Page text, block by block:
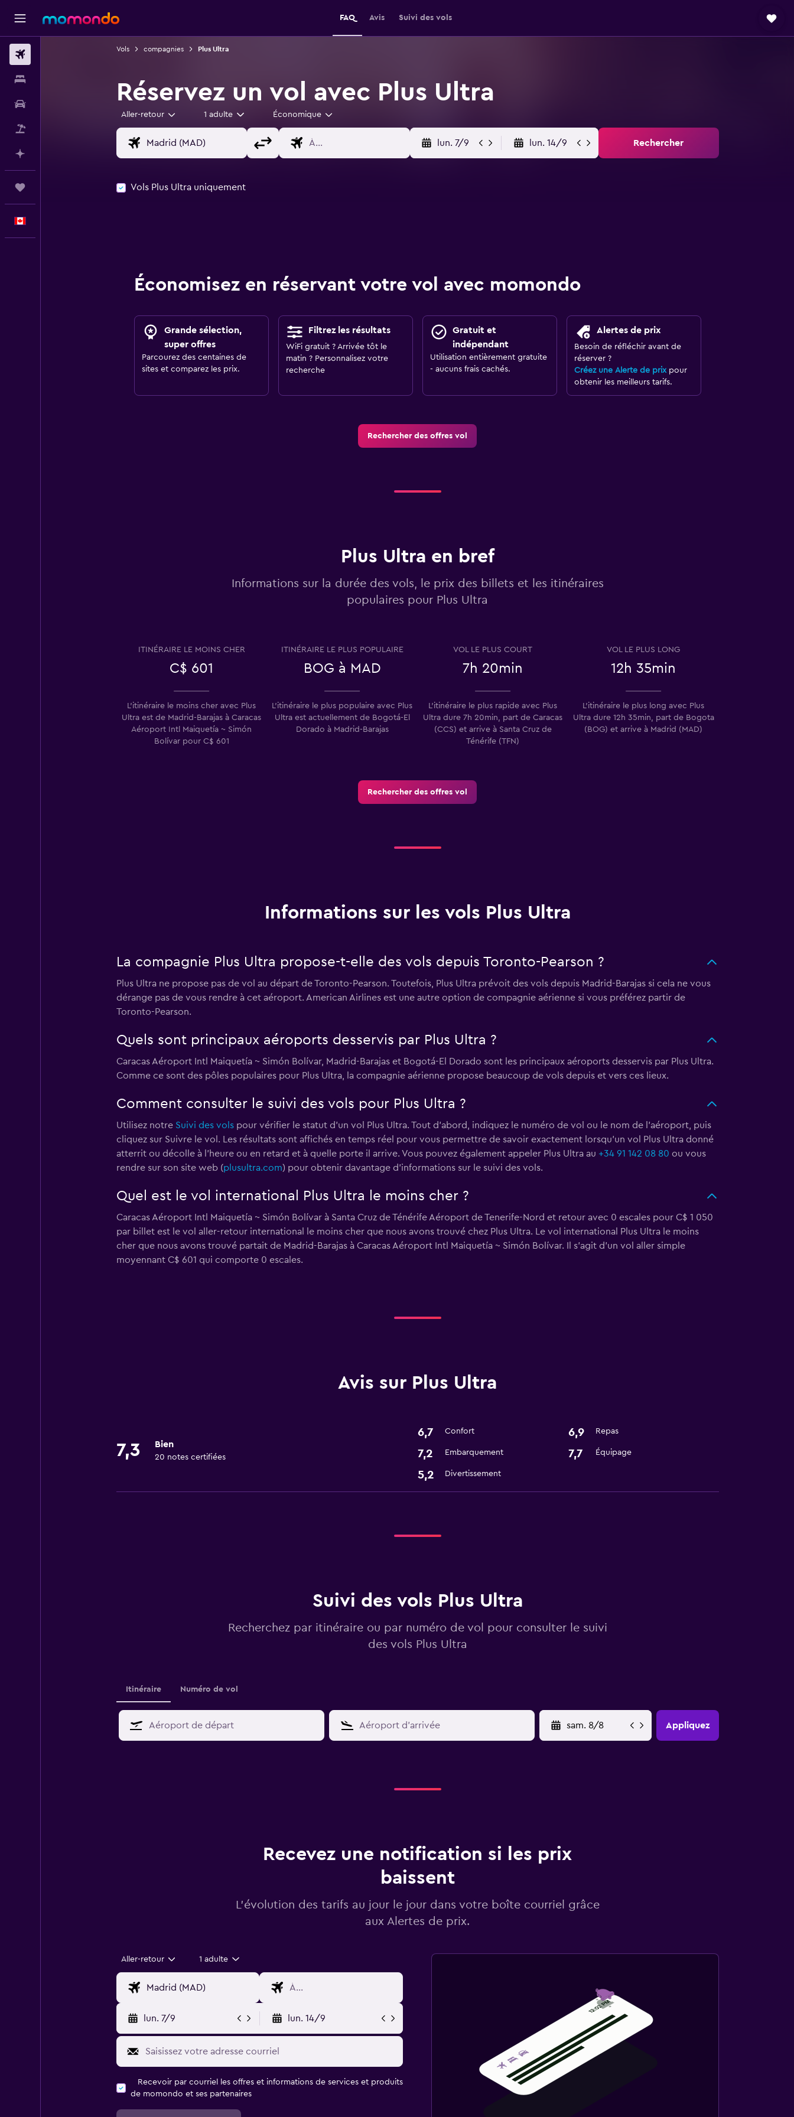
FAQ Avis Suivi des vols
Vols compagnies Plus Ultra
Réservez un vol avec Plus Ultra
Aller-retour 1 adulte Économique
lun. 7/9 lun. 14/9 Rechercher
Vols Plus Ultra uniquement
Économisez en réservant votre vol avec momondo
Grande sélection,
super offres
Parcourez des centaines de
sites et comparez les prix.
Filtrez les résultats
WiFi gratuit ? Arrivée tôt le
matin ? Personnalisez votre
recherche
Gratuit et
indépendant
Utilisation entièrement gratuite
- aucuns frais cachés.
Alertes de prix
Besoin de réfléchir avant de
réserver ?
Créez une Alerte de prixpour
obtenir les meilleurs tarifs.
Rechercher des offres vol
Plus Ultra en bref
Informations sur la durée des vols, le prix des billets et les itinéraires
populaires pour Plus Ultra
ITINÉRAIRE LE MOINS CHER
C$ 601
ITINÉRAIRE LE PLUS POPULAIRE
BOG à MAD
VOL LE PLUS COURT
7h 20min
VOL LE PLUS LONG
12h 35min
L'itinéraire le moins cher avec Plus
Ultra est de Madrid-Barajas à Caracas
Aéroport Intl Maiquetía ~ Simón
Bolívar pour C$ 601
L'itinéraire le plus populaire avec Plus
Ultra est actuellement de Bogotá-El
Dorado à Madrid-Barajas
L'itinéraire le plus rapide avec Plus
Ultra dure 7h 20min, part de Caracas
(CCS) et arrive à Santa Cruz de
Ténérife (TFN)
L'itinéraire le plus long avec Plus
Ultra dure 12h 35min, part de Bogota
(BOG) et arrive à Madrid (MAD)
Rechercher des offres vol
Informations sur les vols Plus Ultra
La compagnie Plus Ultra propose-t-elle des vols depuis Toronto-Pearson ?
Plus Ultra ne propose pas de vol au départ de Toronto-Pearson. Toutefois, Plus Ultra prévoit des vols depuis Madrid-Barajas si cela ne vous
dérange pas de vous rendre à cet aéroport. American Airlines est une autre option de compagnie aérienne si vous préférez partir de
Toronto-Pearson.
Quels sont principaux aéroports desservis par Plus Ultra ?
Caracas Aéroport Intl Maiquetía ~ Simón Bolívar, Madrid-Barajas et Bogotá-El Dorado sont les principaux aéroports desservis par Plus Ultra.
Comme ce sont des pôles populaires pour Plus Ultra, la compagnie aérienne propose beaucoup de vols depuis et vers ces lieux.
Comment consulter le suivi des vols pour Plus Ultra ?
Utilisez notre Suivi des volspour vérifier le statut d'un vol Plus Ultra. Tout d'abord, indiquez le numéro de vol ou le nom de l'aéroport, puis
cliquez sur Suivre le vol. Les résultats sont affichés en temps réel pour vous permettre de savoir exactement lorsqu'un vol Plus Ultra donné
atterrit ou décolle à l'heure ou en retard et à quelle porte il arrive. Vous pouvez également appeler Plus Ultra au +34 91 142 08 80 ou vous
rendre sur son site web (plusultra.com) pour obtenir davantage d'informations sur le suivi des vols.
Quel est le vol international Plus Ultra le moins cher ?
Caracas Aéroport Intl Maiquetía ~ Simón Bolívar à Santa Cruz de Ténérife Aéroport de Tenerife-Nord et retour avec 0 escales pour C$ 1 050
par billet est le vol aller-retour international le moins cher que nous avons trouvé chez Plus Ultra. Le vol international Plus Ultra le moins
cher que nous avons trouvé partait de Madrid-Barajas à Caracas Aéroport Intl Maiquetía ~ Simón Bolívar. Il s'agit d'un vol aller simple
moyennant C$ 601 qui comporte 0 escales.
Avis sur Plus Ultra
7,3 Bien
20 notes certifiées
6,7 Confort 6,9 Repas
7,2 Embarquement 7,7 Équipage
5,2 Divertissement
Suivi des vols Plus Ultra
Recherchez par itinéraire ou par numéro de vol pour consulter le suivi
des vols Plus Ultra
Itinéraire Numéro de vol
Appliquez
Recevez une notification si les prix
baissent
L’évolution des tarifs au jour le jour dans votre boîte courriel grâce
aux Alertes de prix.
Aller-retour 1 adulte
lun. 7/9 lun. 14/9
Recevoir par courriel les offres et informations de services et produits
de momondo et ses partenaires